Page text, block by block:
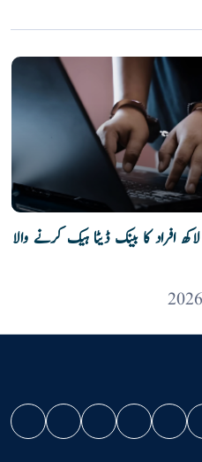
کراچی میں 50 لاکھ افراد کا بینک ڈیٹا ہیک کرنے والا